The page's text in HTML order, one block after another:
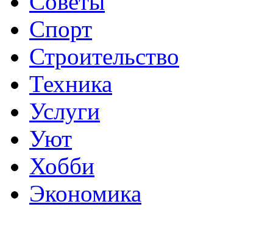
Спорт
Строительство
Техника
Услуги
Уют
Хобби
Экономика